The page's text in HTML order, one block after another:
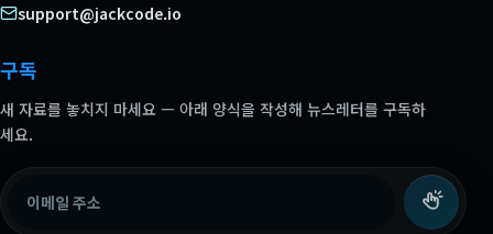
support@jackcode.io
구독
새 자료를 놓치지 마세요 — 아래 양식을 작성해 뉴스레터를 구독하
세요.